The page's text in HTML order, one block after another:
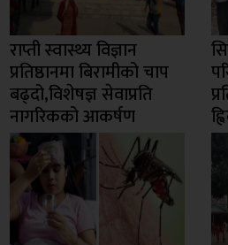
राप्ती स्वास्थ्य विज्ञान
प्रतिष्ठानमा बिरामीको चाप
बढ्दो,विशेषज्ञ सेवाप्रति
नागरिकको आकर्षण